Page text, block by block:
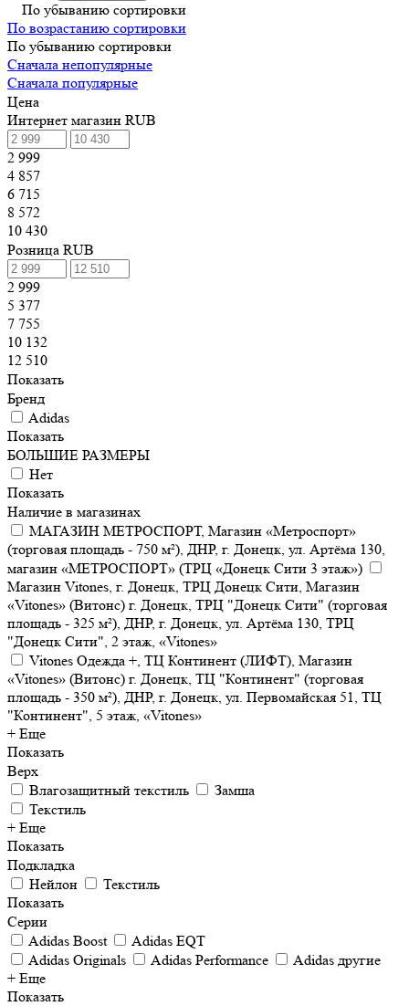
По убыванию сортировки
По возрастанию сортировки
По убыванию сортировки
Сначала непопулярные
Сначала популярные
Цена
Интернет магазин RUB
2 999
4 857
6 715
8 572
10 430
Розница RUB
2 999
5 377
7 755
10 132
12 510
Показать
Бренд
Adidas
Показать
БОЛЬШИЕ РАЗМЕРЫ
Нет
Показать
Наличие в магазинах
МАГАЗИН МЕТРОСПОРТ, Магазин «Метроспорт»
(торговая площадь - 750 м²), ДНР, г. Донецк, ул. Артёма 130,
магазин «МЕТРОСПОРТ» (ТРЦ «Донецк Сити 3 этаж»)
Магазин Vitones, г. Донецк, ТРЦ Донецк Сити, Магазин
«Vitones» (Витонс) г. Донецк, ТРЦ "Донецк Сити" (торговая
площадь - 325 м²), ДНР, г. Донецк, ул. Артёма 130, ТРЦ
"Донецк Сити", 2 этаж, «Vitones»
Vitones Одежда +, ТЦ Континент (ЛИФТ), Магазин
«Vitones» (Витонс) г. Донецк, ТЦ "Континент" (торговая
площадь - 350 м²), ДНР, г. Донецк, ул. Первомайская 51, ТЦ
"Континент", 5 этаж, «Vitones»
+ Еще
Показать
Верх
Влагозащитный текстиль
Замша
Текстиль
+ Еще
Показать
Подкладка
Нейлон
Текстиль
Показать
Серии
Adidas Boost
Adidas EQT
Adidas Originals
Adidas Performance
Adidas другие
+ Еще
Показать